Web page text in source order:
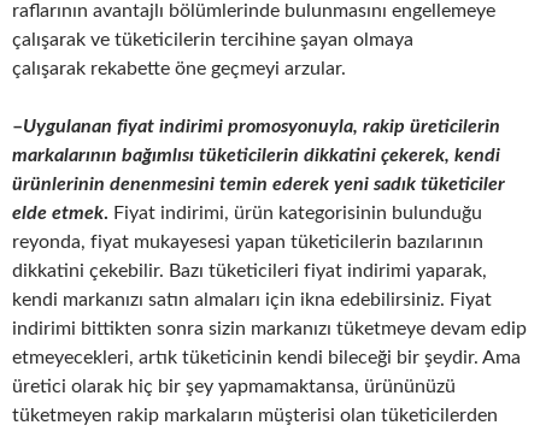
raflarının avantajlı bölümlerinde bulunmasını engellemeye
çalışarak ve tüketicilerin tercihine şayan olmaya
çalışarak rekabette öne geçmeyi arzular.
–Uygulanan fiyat indirimi promosyonuyla, rakip üreticilerin
markalarının bağımlısı tüketicilerin dikkatini çekerek, kendi
ürünlerinin denenmesini temin ederek yeni sadık tüketiciler
elde etmek. Fiyat indirimi, ürün kategorisinin bulunduğu
reyonda, fiyat mukayesesi yapan tüketicilerin bazılarının
dikkatini çekebilir. Bazı tüketicileri fiyat indirimi yaparak,
kendi markanızı satın almaları için ikna edebilirsiniz. Fiyat
indirimi bittikten sonra sizin markanızı tüketmeye devam edip
etmeyecekleri, artık tüketicinin kendi bileceği bir şeydir. Ama
üretici olarak hiç bir şey yapmamaktansa, ürününüzü
tüketmeyen rakip markaların müşterisi olan tüketicilerden